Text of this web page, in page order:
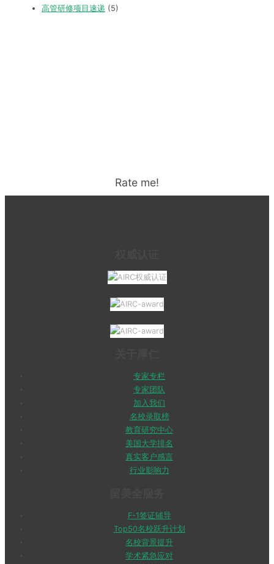
高管研修项目速递 (5)
Rate me!
专家专栏
专家团队
加入我们
名校录取榜
教育研究中心
美国大学排名
真实客户感言
行业影响力
F-1签证辅导
Top50名校跃升计划
名校背景提升
学术紧急应对